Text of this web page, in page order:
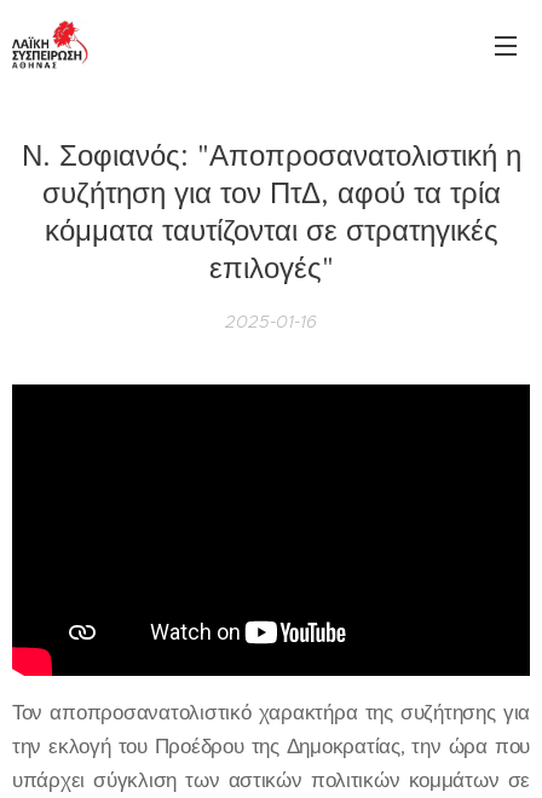
Ν. Σοφιανός: "Αποπροσανατολιστική η
συζήτηση για τον ΠτΔ, αφού τα τρία
κόμματα ταυτίζονται σε στρατηγικές
επιλογές"
2025-01-16
Τον αποπροσανατολιστικό χαρακτήρα της συζήτησης για
την εκλογή του Προέδρου της Δημοκρατίας, την ώρα που
υπάρχει σύγκλιση των αστικών πολιτικών κομμάτων σε